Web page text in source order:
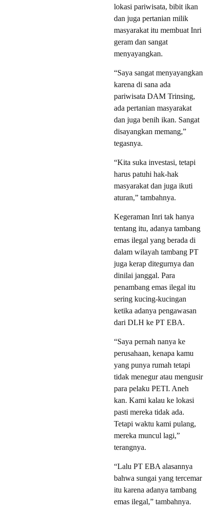
lokasi pariwisata, bibit ikan
dan juga pertanian milik
masyarakat itu membuat Inri
geram dan sangat
menyayangkan.
“Saya sangat menyayangkan
karena di sana ada
pariwisata DAM Trinsing,
ada pertanian masyarakat
dan juga benih ikan. Sangat
disayangkan memang,”
tegasnya.
“Kita suka investasi, tetapi
harus patuhi hak-hak
masyarakat dan juga ikuti
aturan,” tambahnya.
Kegeraman Inri tak hanya
tentang itu, adanya tambang
emas ilegal yang berada di
dalam wilayah tambang PT
juga kerap ditegurnya dan
dinilai janggal. Para
penambang emas ilegal itu
sering kucing-kucingan
ketika adanya pengawasan
dari DLH ke PT EBA.
“Saya pernah nanya ke
perusahaan, kenapa kamu
yang punya rumah tetapi
tidak menegur atau mengusir
para pelaku PETI. Aneh
kan. Kami kalau ke lokasi
pasti mereka tidak ada.
Tetapi waktu kami pulang,
mereka muncul lagi,”
terangnya.
“Lalu PT EBA alasannya
bahwa sungai yang tercemar
itu karena adanya tambang
emas ilegal,” tambahnya.